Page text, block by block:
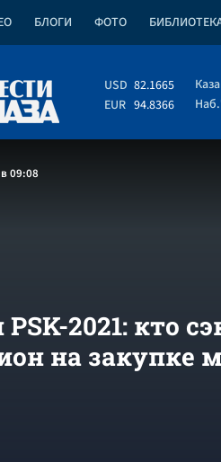
БЛОГИ ФОТО
USD 82.1665
EUR 94.8366
09:08
2021: кто
на закупке